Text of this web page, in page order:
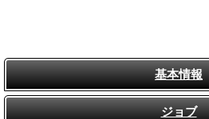
基本情報
ジョブ